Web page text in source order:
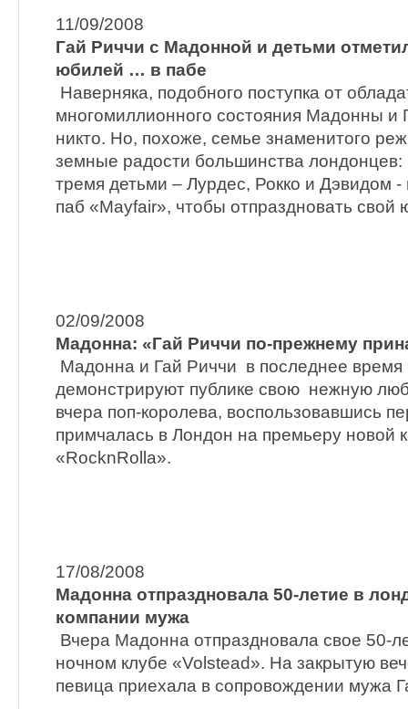
11/09/2008
Гай Риччи с Мадонной и детьми
юбилей … в пабе
Наверняка, подобного поступка от
многомиллионного состояния Мадонны и
никто. Но, похоже, семье знаменитого
земные радости большинства
тремя детьми – Лурдес, Рокко и Дэвидом
паб «Mayfair», чтобы отпраздновать свой
02/09/2008
Мадонна: «Гай Риччи по-прежнему
Мадонна и Гай Риччи в последнее время
демонстрируют публике свою нежную
вчера поп-королева, воспользовавшись
примчалась в Лондон на премьеру новой
«RocknRolla».
17/08/2008
Мадонна отпраздновала 50-летие в
компании мужа
Вчера Мадонна отпраздновала свое 50-
ночном клубе «Volstead». На закрытую
певица приехала в сопровождении мужа